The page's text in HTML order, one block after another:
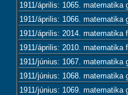
1911/április: 1065. matematika
1911/április: 1066. matematika
1911/április: 2014. matematika
1911/április: 2010. matematika
1911/június: 1067. matematika
1911/június: 1068. matematika
1911/június: 1069. matematika